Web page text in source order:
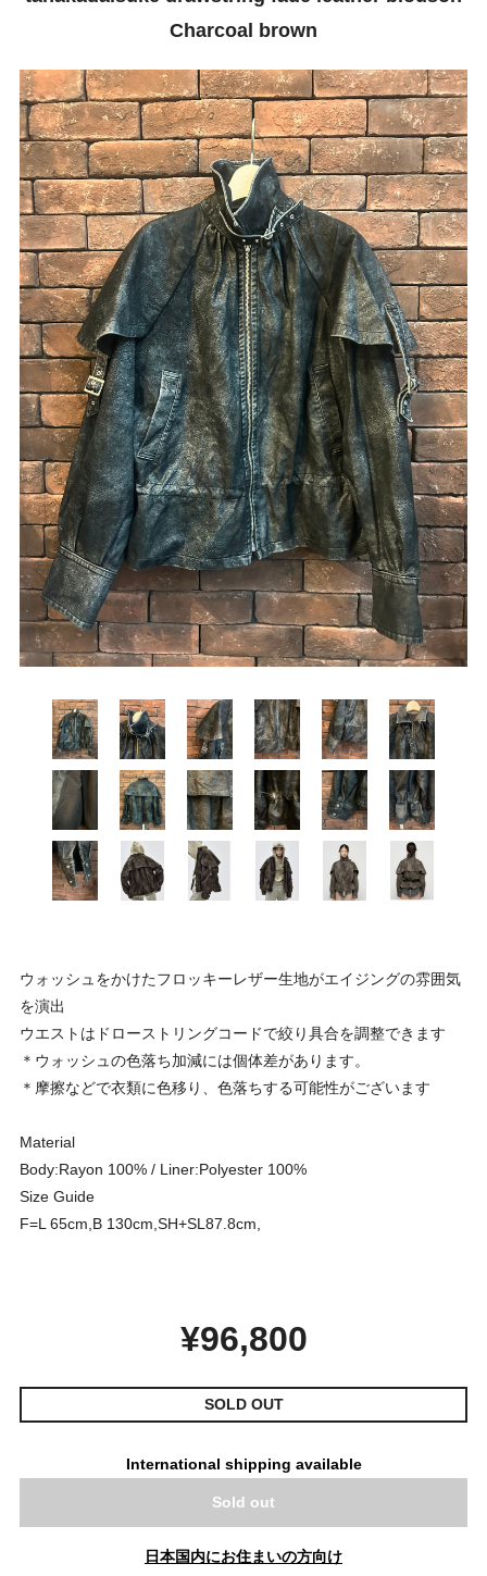
Charcoal brown
ウォッシュをかけたフロッキーレザー生地がエイジングの雰囲気
を演出
ウエストはドローストリングコードで絞り具合を調整できます
＊ウォッシュの色落ち加減には個体差があります。
＊摩擦などで衣類に色移り、色落ちする可能性がございます
Material
Body:Rayon 100% / Liner:Polyester 100%
Size Guide
F=L 65cm,B 130cm,SH+SL87.8cm,
¥96,800
SOLD OUT
International shipping available
Sold out
日本国内にお住まいの方向け